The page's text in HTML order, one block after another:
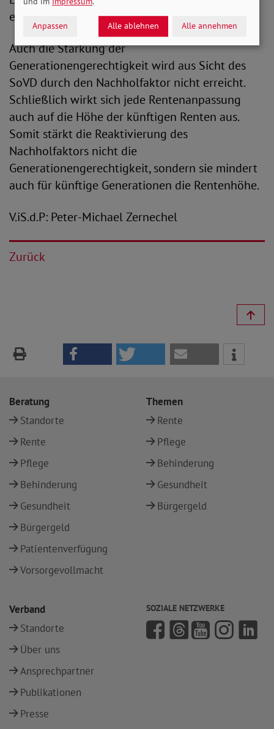
erläutert Bauer weiter.
Auch die Stärkung der
Generationengerechtigkeit wird aus Sicht des
SoVD durch den Nachholfaktor nicht erreicht.
Schließlich wirkt sich jede Rentenanpassung
auch auf die Höhe der künftigen Renten aus.
Somit stärkt die Reaktivierung des
Nachholfaktors nicht die
Generationengerechtigkeit, sondern sie mindert
auch für künftige Generationen die Rentenhöhe.
V.iS.d.P: Peter-Michael Zernechel
Zurück
Beratung
Standorte
Rente
Pflege
Behinderung
Gesundheit
Bürgergeld
Patientenverfügung
Vorsorgevollmacht
Themen
Rente
Pflege
Behinderung
Gesundheit
Bürgergeld
Verband
Standorte
Über uns
Ansprechpartner
Publikationen
Presse
SOZIALE NETZWERKE
Anpassen Alle ablehnen Alle annehmen